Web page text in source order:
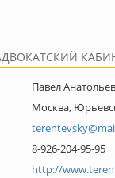
Павел
Москва,
8-926-204-95-95
http://